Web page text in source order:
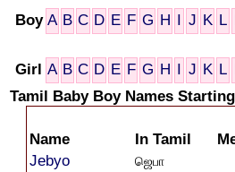
Boy A B C D E F G H I J K L
Girl A B C D E F G H I J K L
Tamil Baby Boy Names
Name In Tamil
Jebyo
ஜெபா